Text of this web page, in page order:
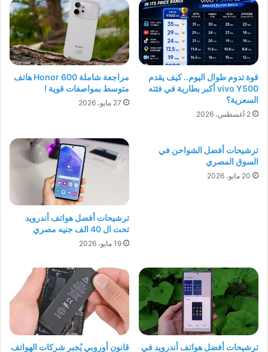
قوة تدوم طوال اليوم.. كيف يقدم
vivo Y500 أكبر بطارية في فئته
السعرية؟
2 أغسطس، 2026
مراجعة شاملة Honor 600 هاتف
متوسط بمواصفات قوية !
27 مايو، 2026
ترشيحات أفضل الشواحن في
السوق المصري
20 مايو، 2026
ترشيحات أفضل هواتف أندرويد
تحت ال 40 الف جنيه مصري
19 مايو، 2026
ترشيحات أفضل هواتف أندرويد في قانون أوروبي يُجبر شركات الهواتف